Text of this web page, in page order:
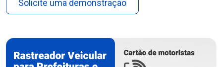
Solicite uma demonstração